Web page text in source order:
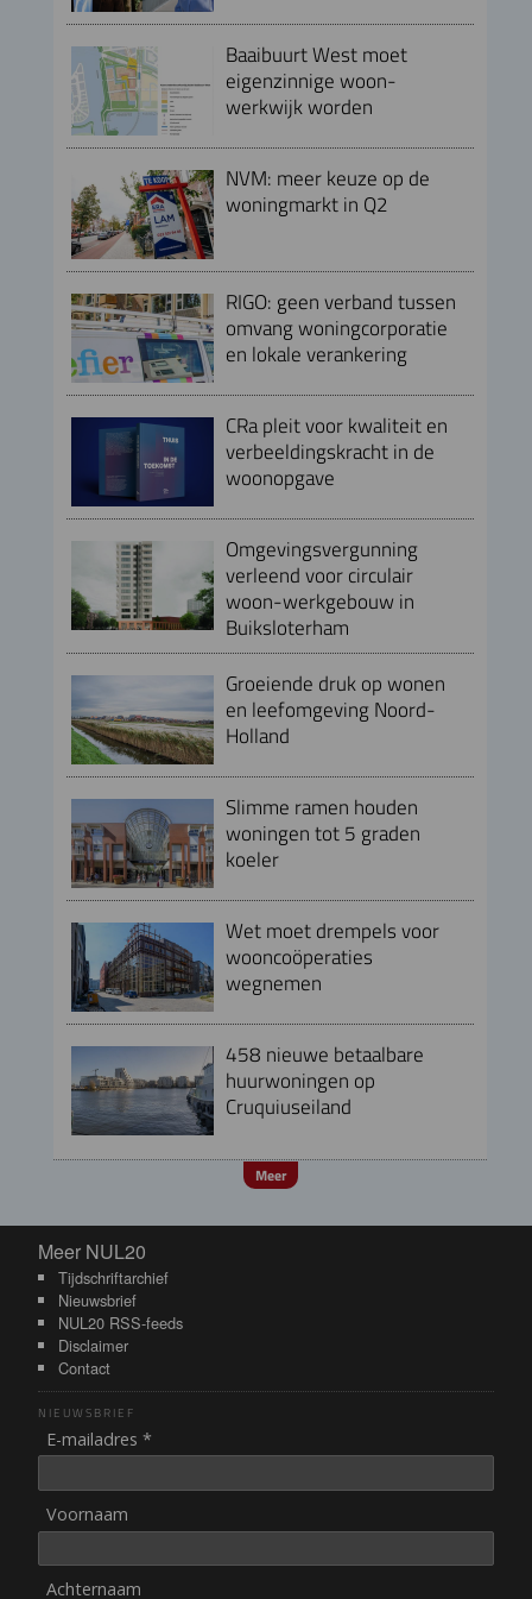
Baaibuurt West moet
eigenzinnige woon-
werkwijk worden
NVM: meer keuze op de
woningmarkt in Q2
RIGO: geen verband tussen
omvang woningcorporatie
en lokale verankering
CRa pleit voor kwaliteit en
verbeeldingskracht in de
woonopgave
Omgevingsvergunning
verleend voor circulair
woon-werkgebouw in
Buiksloterham
Groeiende druk op wonen
en leefomgeving Noord-
Holland
Slimme ramen houden
woningen tot 5 graden
koeler
Wet moet drempels voor
wooncoöperaties
wegnemen
458 nieuwe betaalbare
huurwoningen op
Cruquiuseiland
Meer
Meer NUL20
Meer NUL20
Tijdschriftarchief
Nieuwsbrief
NUL20 RSS-feeds
Disclaimer
Contact
NIEUWSBRIEF
E-mailadres *
Voornaam
Achternaam